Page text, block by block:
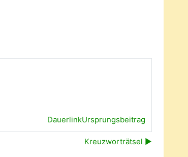
DauerlinkUrsprungsbeitrag
Kreuzworträtsel ▶︎